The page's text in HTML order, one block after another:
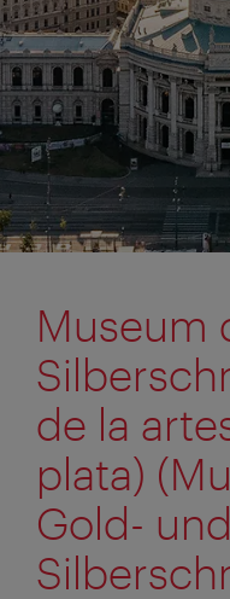
Museum
de la
plata)
Gold- und